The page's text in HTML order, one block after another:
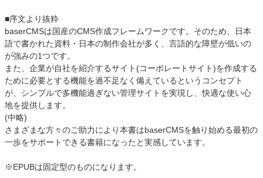
■序文より抜粋
baserCMSは国産のCMS作成フレームワークです。そのため、日本
語で書かれた資料・日本の制作会社が多く、言語的な障壁が低いの
が強みの1つです。
また、企業が自社を紹介するサイト(コーポレートサイト)を作成する
ために必要とする機能を過不足なく備えているというコンセプト
が、シンプルで多機能過ぎない管理サイトを実現し、快適な使い心
地を提供します。
(中略)
さまざまな方々のご助力により本書はbaserCMSを触り始める最初の
一歩をサポートできる書籍になったと実感しています。
※EPUBは固定型のものになります。